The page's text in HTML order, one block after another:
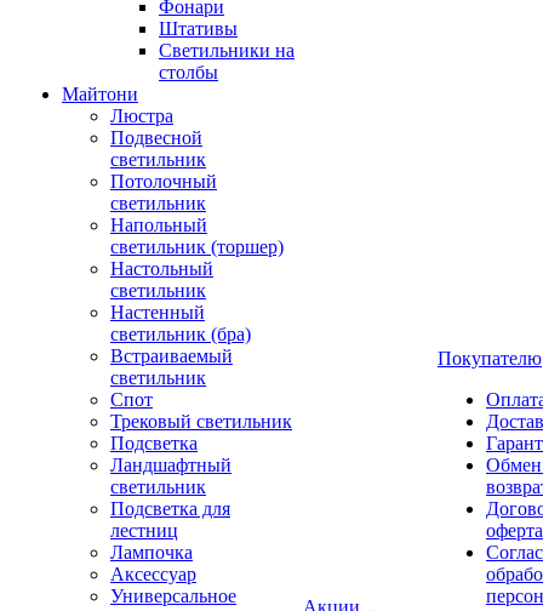
Фонари
Штативы
Светильники на
столбы
Майтони
Люстра
Подвесной
светильник
Потолочный
светильник
Напольный
светильник (торшер)
Настольный
светильник
Настенный
светильник (бра)
Встраиваемый
светильник
Спот
Трековый светильник
Подсветка
Ландшафтный
светильник
Подсветка для
лестниц
Лампочка
Аксессуар
Универсальное
Акции
Покупателю
оферта